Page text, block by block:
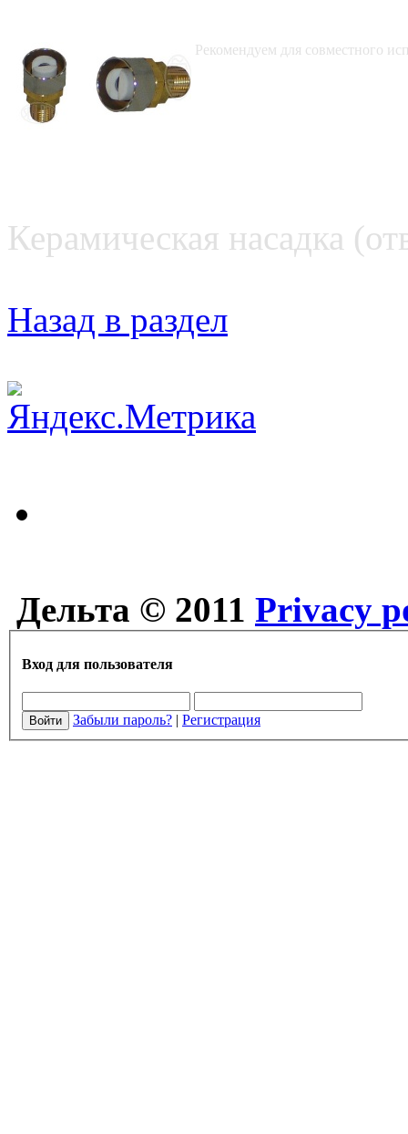
Рекомендуем для совместного
Керамическая насадка
Назад в раздел
Дельта © 2011 Privacy
Вход для пользователя
Забыли пароль? | Регистрация